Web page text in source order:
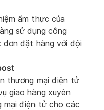
ẩm thực của
sử dụng công
đơn đặt hàng với đội
thương mại điện tử
giao hàng xuyên
mại điện tử cho các